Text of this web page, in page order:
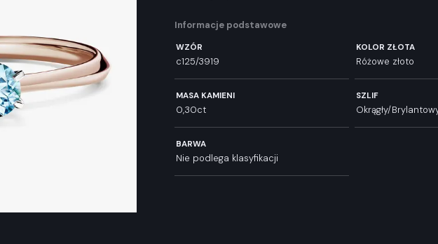
Informacje podstawowe
WZÓR
c125/3919
KOLOR ZŁOTA
Różowe złoto
MASA KAMIENI
0,30ct
SZLIF
Okrągły/
BARWA
Nie podlega klasyfikacji